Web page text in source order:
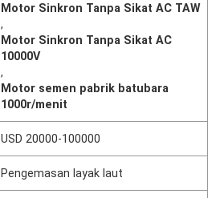
Motor Sinkron Tanpa Sikat AC TAW
,
Motor Sinkron Tanpa Sikat AC
10000V
,
Motor semen pabrik batubara
1000r/menit
USD 20000-100000
Pengemasan layak laut